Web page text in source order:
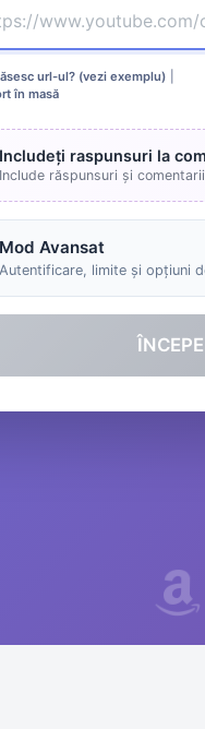
url-ul? (vezi exemplu)
în masă
Includeți raspunsuri la
Include răspunsuri și
Mod Avansat
Autentificare, limite și opțiuni